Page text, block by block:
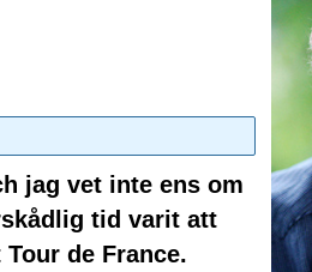
jag vet inte ens om
tid varit att
de France.